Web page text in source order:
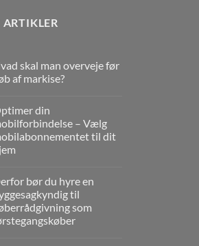
ARTIKLER
skal man overveje før
af markise?
din
– Vælg
til dit
bør du hyre en
til
som